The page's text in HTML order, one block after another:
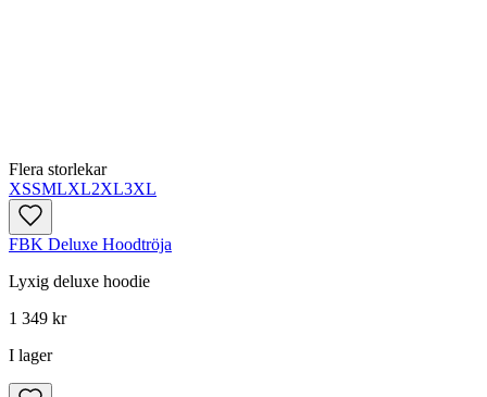
Flera storlekar
XSSMLXL2XL3XL
FBK Deluxe Hoodtröja
Lyxig deluxe hoodie
1 349 kr
I lager